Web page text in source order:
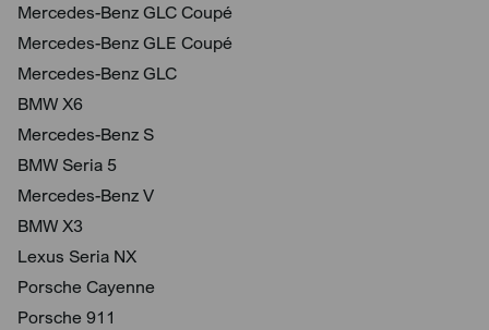
Mercedes-Benz GLC Coupé
Mercedes-Benz GLE Coupé
Mercedes-Benz GLC
BMW X6
Mercedes-Benz S
BMW Seria 5
Mercedes-Benz V
BMW X3
Lexus Seria NX
Porsche Cayenne
Porsche 911